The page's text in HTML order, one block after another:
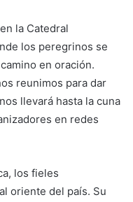
la Catedral
los peregrinos se
en oración.
reunimos para dar
llevará hasta la cuna
en redes
los fieles
oriente del país. Su